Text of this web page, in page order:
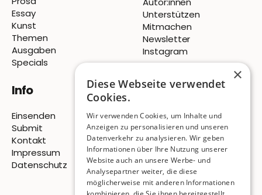
Essay
Kunst
Themen
Ausgaben
Specials
Unterstützen
Mitmachen
Newsletter
Instagram
Info
Einsenden
Submit
Kontakt
Impressum
Datenschutz
© 2026 Pigeon Publishing
×
Diese Webseite verwendet
Cookies.
Wir verwenden Cookies, um Inhalte und
Anzeigen zu personalisieren und unseren
Datenverkehr zu analysieren. Wir geben
Informationen über Ihre Nutzung unserer
Website auch an unsere Werbe- und
Analysepartner weiter, die diese
möglicherweise mit anderen Informationen